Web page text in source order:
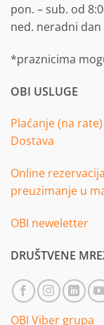
pon. – sub. od
ned. neradni dan
*praznicima
OBI USLUGE
Plaćanje (na rate)
Dostava
Online
preuzimanje u
OBI neweletter
DRUŠTVENE
OBI Viber grupa